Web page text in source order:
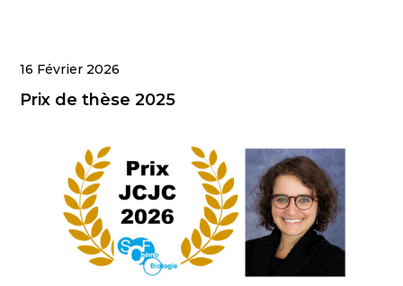
16 Février 2026
Prix de thèse 2025